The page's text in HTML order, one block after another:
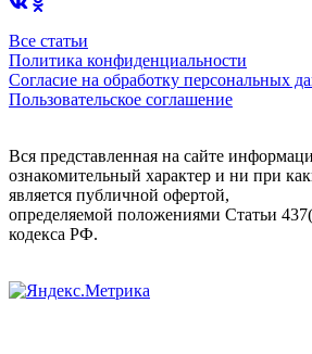
Все статьи
Политика конфиденциальности
Согласие на обработку персональных
Пользовательское соглашение
Вся представленная на сайте
ознакомительный характер и ни при
является публичной офертой,
определяемой положениями Статьи
кодекса РФ.